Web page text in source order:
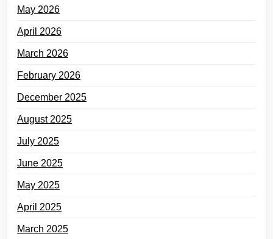
May 2026
April 2026
March 2026
February 2026
December 2025
August 2025
July 2025
June 2025
May 2025
April 2025
March 2025